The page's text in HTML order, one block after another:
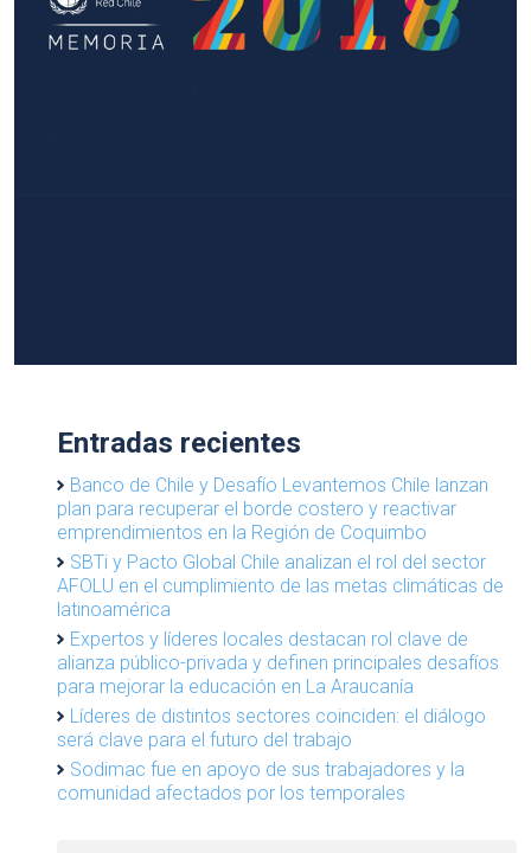
Entradas recientes
Banco de Chile y Desafío Levantemos Chile lanzan
plan para recuperar el borde costero y reactivar
emprendimientos en la Región de Coquimbo
SBTi y Pacto Global Chile analizan el rol del sector
AFOLU en el cumplimiento de las metas climáticas de
latinoamérica
Expertos y líderes locales destacan rol clave de
alianza público-privada y definen principales desafíos
para mejorar la educación en La Araucanía
Líderes de distintos sectores coinciden: el diálogo
será clave para el futuro del trabajo
Sodimac fue en apoyo de sus trabajadores y la
comunidad afectados por los temporales